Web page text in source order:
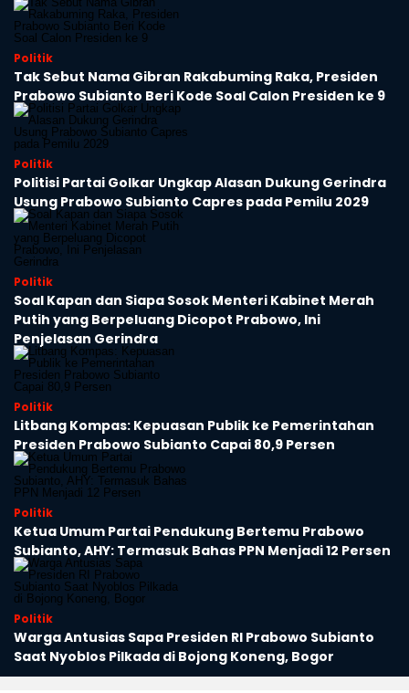
Politik
Tak Sebut Nama Gibran Rakabuming Raka, Presiden
Prabowo Subianto Beri Kode Soal Calon Presiden ke 9
Politik
Politisi Partai Golkar Ungkap Alasan Dukung Gerindra
Usung Prabowo Subianto Capres pada Pemilu 2029
Politik
Soal Kapan dan Siapa Sosok Menteri Kabinet Merah
Putih yang Berpeluang Dicopot Prabowo, Ini
Penjelasan Gerindra
Politik
Litbang Kompas: Kepuasan Publik ke Pemerintahan
Presiden Prabowo Subianto Capai 80,9 Persen
Politik
Ketua Umum Partai Pendukung Bertemu Prabowo
Subianto, AHY: Termasuk Bahas PPN Menjadi 12 Persen
Politik
Warga Antusias Sapa Presiden RI Prabowo Subianto
Saat Nyoblos Pilkada di Bojong Koneng, Bogor